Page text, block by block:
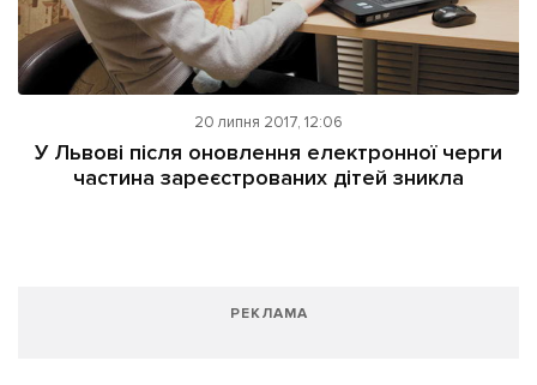
20 липня 2017, 12:06
У Львові після оновлення електронної черги
частина зареєстрованих дітей зникла
РЕКЛАМА